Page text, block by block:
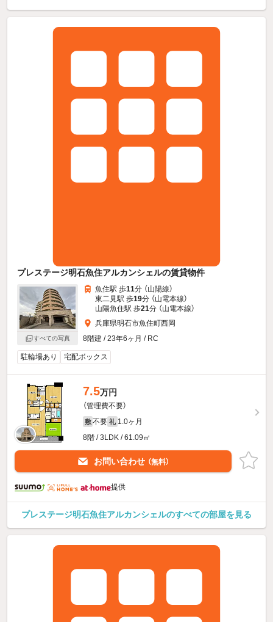
プレステージ明石魚住アルカンシェルの賃貸物件
すべての写真
魚住駅 歩11分 （山陽線）
東二見駅 歩19分 （山電本線）
山陽魚住駅 歩21分 （山電本線）
兵庫県明石市魚住町西岡
8階建 / 23年6ヶ月 / RC
駐輪場あり 宅配ボックス
7.5万円
（管理費不要）
敷 不要 礼 1.0ヶ月
8階 / 3LDK / 61.09㎡
お問い合わせ （無料）
提供
プレステージ明石魚住アルカンシェルのすべての部屋を見る